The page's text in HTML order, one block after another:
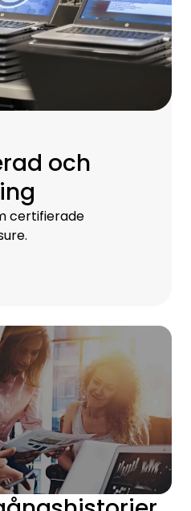
och
certifierade